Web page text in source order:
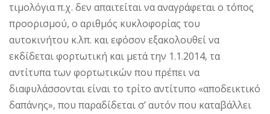
τιμολόγια π.χ. δεν απαιτείται να αναγράφεται ο τόπος
προορισμού, ο αριθμός κυκλοφορίας του
αυτοκινήτου κ.λπ. και εφόσον εξακολουθεί να
εκδίδεται φορτωτική και μετά την 1.1.2014, τα
αντίτυπα των φορτωτικών που πρέπει να
διαφυλάσσονται είναι το τρίτο αντίτυπο «αποδεικτικό
δαπάνης», που παραδίδεται σ’ αυτόν που καταβάλλει